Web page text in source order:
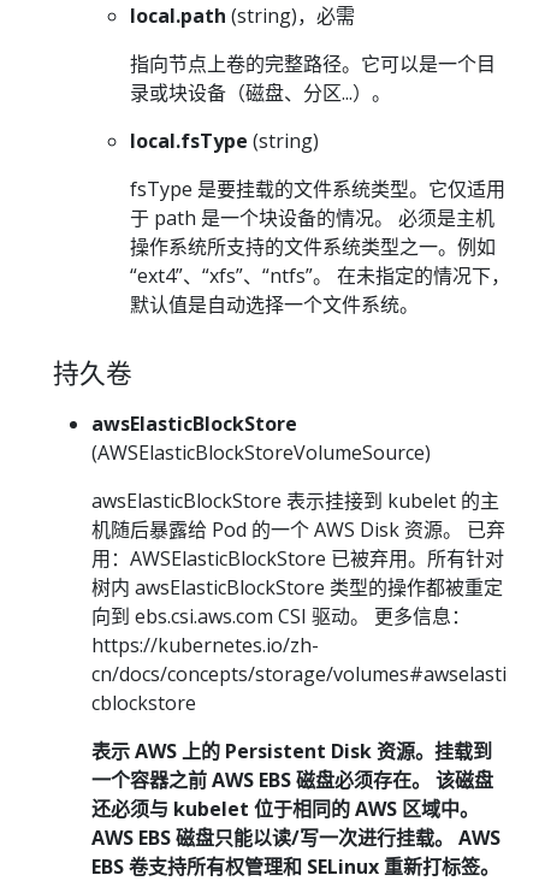
local.path (string)，必需
指向节点上卷的完整路径。它可以是一个目
录或块设备（磁盘、分区...）。
local.fsType (string)
fsType 是要挂载的文件系统类型。它仅适用
于 path 是一个块设备的情况。 必须是主机
操作系统所支持的文件系统类型之一。例如
“ext4”、“xfs”、“ntfs”。 在未指定的情况下，
默认值是自动选择一个文件系统。
持久卷
awsElasticBlockStore
(AWSElasticBlockStoreVolumeSource)
awsElasticBlockStore 表示挂接到 kubelet 的主
机随后暴露给 Pod 的一个 AWS Disk 资源。 已弃
用：AWSElasticBlockStore 已被弃用。所有针对
树内 awsElasticBlockStore 类型的操作都被重定
向到 ebs.csi.aws.com CSI 驱动。 更多信息：
https://kubernetes.io/zh-
cn/docs/concepts/storage/volumes#awselasti
cblockstore
表示 AWS 上的 Persistent Disk 资源。挂载到
一个容器之前 AWS EBS 磁盘必须存在。 该磁盘
还必须与 kubelet 位于相同的 AWS 区域中。
AWS EBS 磁盘只能以读/写一次进行挂载。 AWS
EBS 卷支持所有权管理和 SELinux 重新打标签。